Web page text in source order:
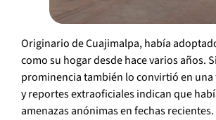
Originario de Cuajimalpa, había
como su hogar desde hace varios años.
prominencia también lo convirtió en
y reportes extraoficiales indican que
amenazas anónimas en fechas recientes.